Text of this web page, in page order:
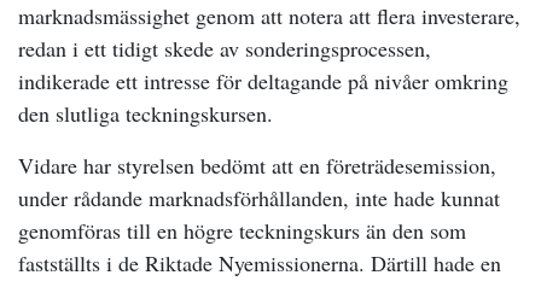
marknadsmässighet genom att notera att flera investerare,
redan i ett tidigt skede av sonderingsprocessen,
indikerade ett intresse för deltagande på nivåer omkring
den slutliga teckningskursen.
Vidare har styrelsen bedömt att en företrädesemission,
under rådande marknadsförhållanden, inte hade kunnat
genomföras till en högre teckningskurs än den som
fastställts i de Riktade Nyemissionerna. Därtill hade en